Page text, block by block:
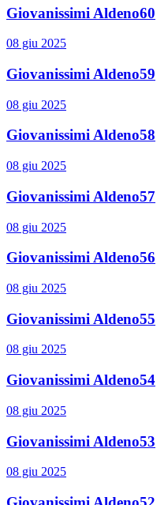
Giovanissimi Aldeno60
08 giu 2025
Giovanissimi Aldeno59
08 giu 2025
Giovanissimi Aldeno58
08 giu 2025
Giovanissimi Aldeno57
08 giu 2025
Giovanissimi Aldeno56
08 giu 2025
Giovanissimi Aldeno55
08 giu 2025
Giovanissimi Aldeno54
08 giu 2025
Giovanissimi Aldeno53
08 giu 2025